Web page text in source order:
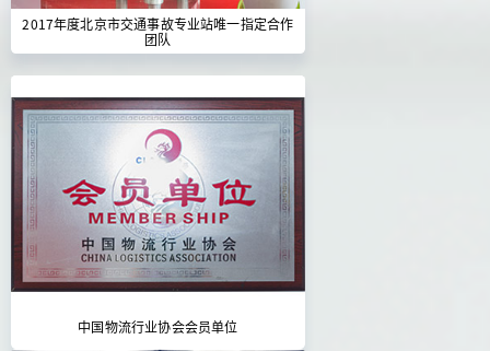
2017年度北京市交通事故专业站唯一指定合作
团队
中国物流行业协会会员单位